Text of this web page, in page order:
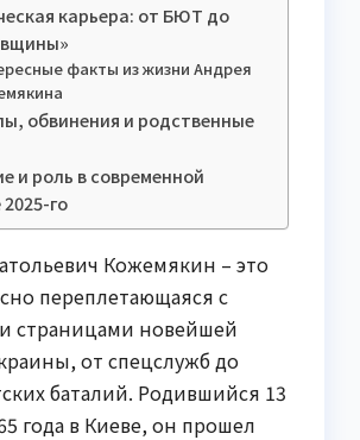
карьера: от БЮТ до
факты из жизни Андрея
обвинения и родственные
и роль в современной
го
Кожемякин – это
переплетающаяся с
страницами новейшей
от спецслужб до
баталий. Родившийся 13
года в Киеве, он прошел